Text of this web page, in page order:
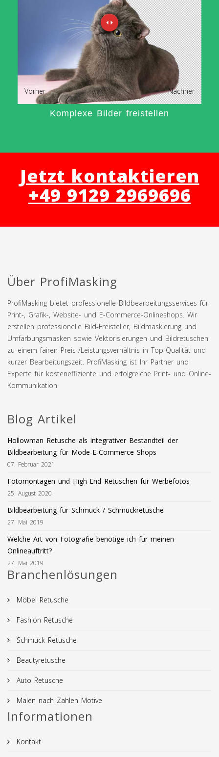
Nachher
Vorher
Komplexe Bilder freistellen
Jetzt kontaktieren
+49 9129 2969696
Über ProfiMasking
ProfiMasking bietet professionelle Bildbearbeitungsservices für
Print-, Grafik-, Website- und E-Commerce-Onlineshops. Wir
erstellen professionelle Bild-Freisteller, Bildmaskierung und
Umfärbungsmasken sowie Vektorisierungen und Bildretuschen
zu einem fairen Preis-/Leistungsverhältnis in Top-Qualität und
kurzer Bearbeitungszeit. ProfiMasking ist Ihr Partner und
Experte für kosteneffiziente und erfolgreiche Print- und Online-
Kommunikation.
Blog Artikel
Hollowman Retusche als integrativer Bestandteil der
Bildbearbeitung für Mode-E-Commerce Shops
07. Februar 2021
Fotomontagen und High-End Retuschen für Werbefotos
25. August 2020
Bildbearbeitung für Schmuck / Schmuckretusche
27. Mai 2019
Welche Art von Fotografie benötige ich für meinen
Onlineauftritt?
27. Mai 2019
Branchenlösungen
Möbel Retusche
Fashion Retusche
Schmuck Retusche
Beautyretusche
Auto Retusche
Malen nach Zahlen Motive
Informationen
Kontakt